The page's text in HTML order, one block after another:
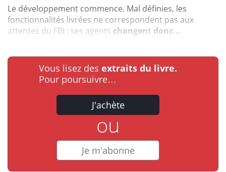
Le développement commence. Mal définies, les
fonctionnalités livrées ne correspondent pas aux
attentes du FBI : ses agents changent donc...
Vous lisez des extraits du livre.
Pour poursuivre…
J'achète
ou
Je m'abonne